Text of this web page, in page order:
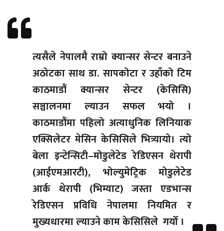
त्यसैले नेपालमै राम्रो क्यान्सर सेन्टर बनाउने
अठोटका साथ डा. सापकोटा र उहाँको टिम
काठमाडौं क्यान्सर सेन्टर (केसिसि)
सञ्चालनमा ल्याउन सफल भयो ।
काठमाडौंमा पहिलो अत्याधुनिक लिनियाक
एक्सिलेटर मेसिन केसिसिले भित्र्यायो। त्यो
बेला इन्टेन्सिटी–मोडुलेटेड रेडिएसन थेरापी
(आईएमआरटी), भोल्युमेट्रिक मोडुलेटेड
आर्क थेरापी (भिम्याट) जस्ता एडभान्स
रेडिएसन प्रविधि नेपालमा नियमित र
मुख्यधारमा ल्याउने काम केसिसिले गर्यो ।